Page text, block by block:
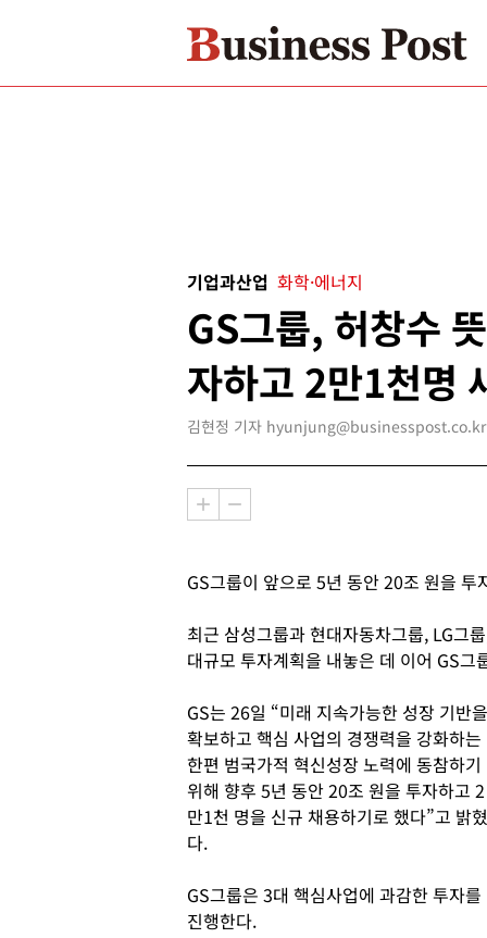
기업과산업 화학·에너지
GS그룹, 허창수
자하고 2만1천명
김현정 기자 hyunjung@businesspost.co.kr
GS그룹이 앞으로 5년 동안 20조 원을
최근 삼성그룹과 현대자동차그룹, LG그
대규모 투자계획을 내놓은 데 이어 GS그
GS는 26일 “미래 지속가능한 성장 기반을
확보하고 핵심 사업의 경쟁력을 강화하는
한편 범국가적 혁신성장 노력에 동참하기
위해 향후 5년 동안 20조 원을 투자하고 2
만1천 명을 신규 채용하기로 했다”고 밝혔
다.
GS그룹은 3대 핵심사업에 과감한 투자를
진행한다.